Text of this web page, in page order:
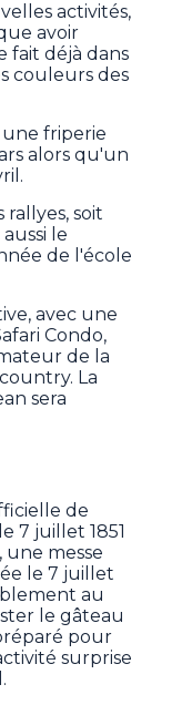
activités,
avoir
fait déjà dans
couleurs des
une friperie
alors qu'un
rallyes, soit
le
de l'école
avec une
Condo,
de la
La
sera
de
7 juillet 1851
une messe
le 7 juillet
au
le gâteau
pour
surprise